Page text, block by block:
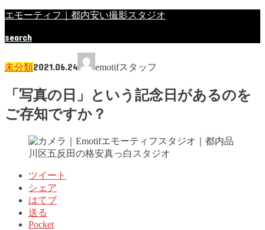
エモーティフ｜都内安い撮影スタジオ
search
未分類2021.06.24 emotifスタッフ
「写真の日」という記念日があるのを
ご存知ですか？
ツイート
シェア
はてブ
送る
Pocket